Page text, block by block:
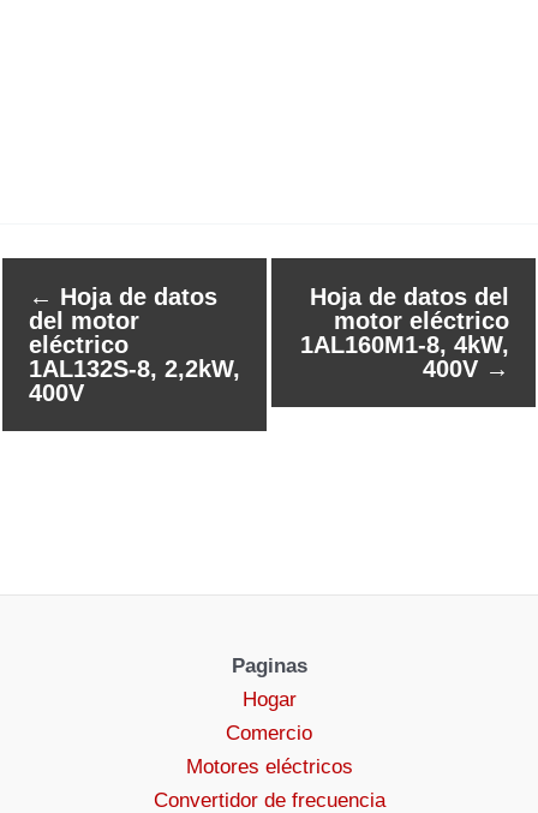
← Hoja de datos
del motor
eléctrico
1AL132S-8, 2,2kW,
400V
Hoja de datos del
motor eléctrico
1AL160M1-8, 4kW,
400V →
Paginas
Hogar
Comercio
Motores eléctricos
Convertidor de frecuencia